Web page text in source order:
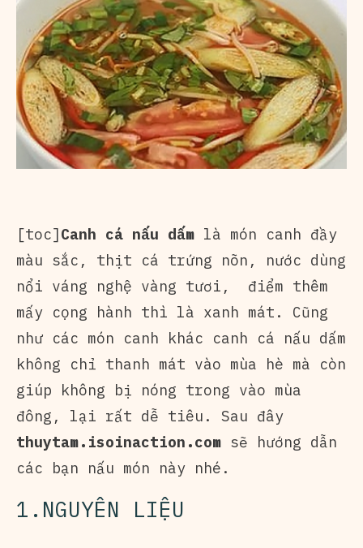
[toc]Canh cá nấu dấm là món canh đầy
màu sắc, thịt cá trứng nõn, nước dùng
nổi váng nghệ vàng tươi, điểm thêm
mấy cọng hành thì là xanh mát. Cũng
như các món canh khác canh cá nấu dấm
không chỉ thanh mát vào mùa hè mà còn
giúp không bị nóng trong vào mùa
đông, lại rất dễ tiêu. Sau đây
thuytam.isoinaction.com sẽ hướng dẫn
các bạn nấu món này nhé.
1.NGUYÊN LIỆU